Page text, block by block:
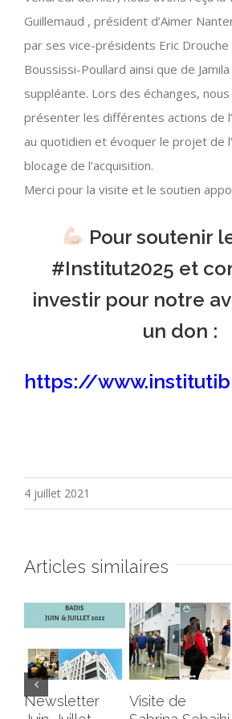
Guillemaud , président d’Aimer
par ses vice-présidents Eric Drouche
Boussissi-Poullard ainsi que de
suppléante. Lors des échanges,
présenter les différentes actions de
au quotidien et évoquer le projet de
blocage de l’acquisition.
Merci pour la visite et le soutien
Pour soutenir
#Institut2025 et
investir pour notre
un don :
https://
4 juillet 2021
Articles similaires
Newsletter
Visite de